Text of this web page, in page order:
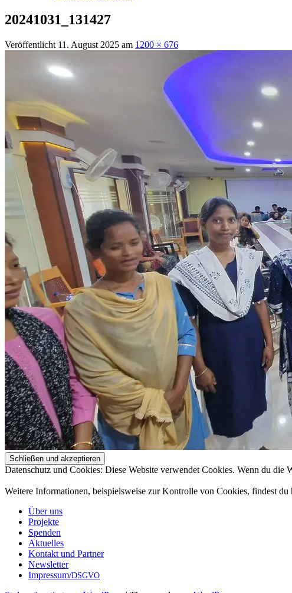
20241031_131427
Veröffentlicht 11. August 2025 am 1200 × 676
Datenschutz und Cookies: Diese Website verwendet Cookies. Wenn du
Weitere Informationen, beispielsweise zur Kontrolle von Cookies, findest du
Über uns
Projekte
Spenden
Aktuelles
Kontakt und Partner
Newsletter
Impressum/DSGVO